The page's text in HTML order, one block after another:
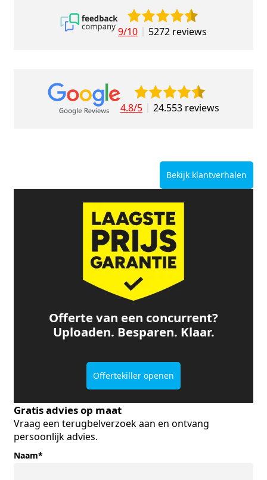
9/10 5272 reviews
4.8/5 24.553 reviews
Bekijk klantverhalen
Offerte van een concurrent?
Uploaden. Besparen. Klaar.
Offertekiller openen
Gratis advies op maat
Vraag een terugbelverzoek aan en ontvang
persoonlijk advies.
Naam*